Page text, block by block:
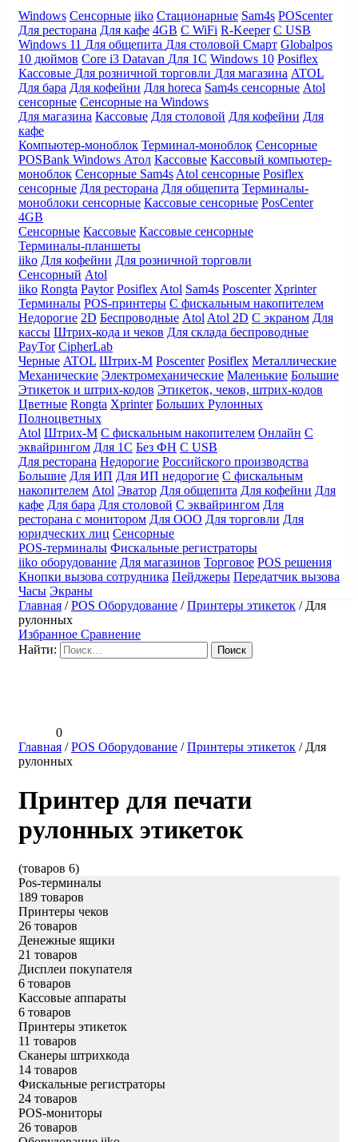
Windows Сенсорные iiko Стационарные Sam4s POScenter
Для ресторана Для кафе 4GB С WiFi R-Keeper С USB
Windows 11 Для общепита Для столовой Смарт Globalpos
10 дюймов Core i3 Datavan Для 1С Windows 10 Posiflex
Кассовые Для розничной торговли Для магазина ATOL
Для бара Для кофейни Для horeca Sam4s сенсорные Atol
сенсорные Сенсорные на Windows
Для магазина Кассовые Для столовой Для кофейни Для
кафе
Компьютер-моноблок Терминал-моноблок Сенсорные
POSBank Windows Атол Кассовые Кассовый компьютер-
моноблок Сенсорные Sam4s Atol сенсорные Posiflex
сенсорные Для ресторана Для общепита Терминалы-
моноблоки сенсорные Кассовые сенсорные PosCenter
4GB
Сенсорные Кассовые Кассовые сенсорные
Терминалы-планшеты
iiko Для кофейни Для розничной торговли
Сенсорный Atol
iiko Rongta Paytor Posiflex Atol Sam4s Poscenter Xprinter
Терминалы POS-принтеры С фискальным накопителем
Недорогие 2D Беспроводные Atol Atol 2D С экраном Для
кассы Штрих-кода и чеков Для склада беспроводные
PayTor CipherLab
Черные ATOL Штрих-М Poscenter Posiflex Металлические
Механические Электромеханические Маленькие Большие
Этикеток и штрих-кодов Этикеток, чеков, штрих-кодов
Цветные Rongta Xprinter Больших Рулонных
Полноцветных
Atol Штрих-М С фискальным накопителем Онлайн С
эквайрингом Для 1С Без ФН С USB
Для ресторана Недорогие Российского производства
Большие Для ИП Для ИП недорогие С фискальным
накопителем Atol Эватор Для общепита Для кофейни Для
кафе Для бара Для столовой С эквайрингом Для
ресторана с монитором Для ООО Для торговли Для
юридческих лиц Сенсорные
POS-терминалы Фискальные регистраторы
iiko оборудование Для магазинов Торговое POS решения
Кнопки вызова сотрудника Пейджеры Передатчик вызова
Часы Экраны
Главная /POS Оборудование /Принтеры этикеток / Для
рулонных
Избранное Сравнение
Найти:
0
Главная /POS Оборудование /Принтеры этикеток / Для
рулонных
Принтер для печати
рулонных этикеток
(товаров 6)
Pos-терминалы
189 товаров
Принтеры чеков
26 товаров
Денежные ящики
21 товаров
Дисплеи покупателя
6 товаров
Кассовые аппараты
6 товаров
Принтеры этикеток
11 товаров
Сканеры штрихкода
14 товаров
Фискальные регистраторы
24 товаров
POS-мониторы
26 товаров